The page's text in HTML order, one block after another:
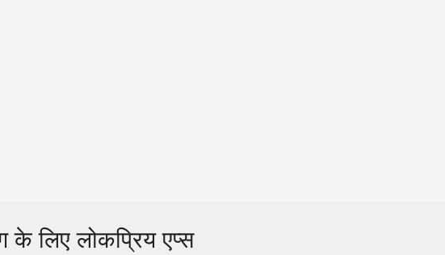
के लिए लोकप्रिय एप्स